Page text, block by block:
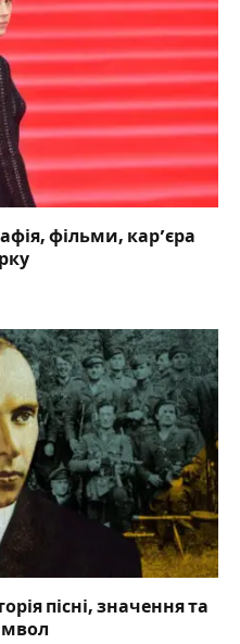
фільми, кар’єра
пісні, значення та